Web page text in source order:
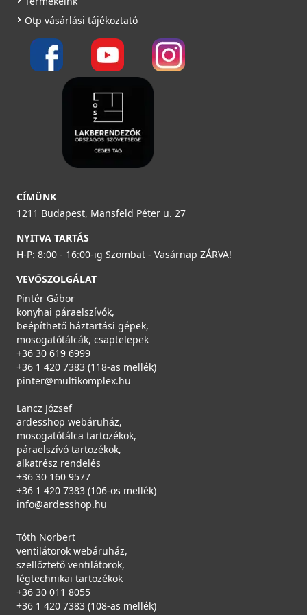
ELLECI - Csaptelep Trail Plus M79 Alumínium
MMKTRP79
Saját raktárunkban
ELLECI - Csaptelep Athena Plus M79 Alumínium
MMKATP79
Saját raktárunkban
ELLECI - ACI01307 Edényszárító kosár fém univerzális -
ACI01307
29 890 Ft
2A55-3-34
Otp vásárlási tájékoztató
CÍMÜNK
1211 Budapest, Mansfeld Péter u. 27
NYITVA TARTÁS
H-P: 8:00 - 16:00-ig Szombat - Vasárnap ZÁRVA!
VEVŐSZOLGÁLAT
Pintér Gábor
konyhai páraelszívók,
beépíthető háztartási gépek,
mosogatótálcák, csaptelepek
+36 30 619 6999
+36 1 420 7383 (118-as mellék)
pinter@multikomplex.hu
Lancz József
ardesshop webáruház,
mosogatótálca tartozékok,
páraelszívó tartozékok,
alkatrész rendelés
+36 30 160 9577
+36 1 420 7383 (106-os mellék)
info@ardesshop.hu
Tóth Norbert
ventilátorok webáruház,
szellőztető ventilátorok,
légtechnikai tartozékok
+36 30 011 8055
+36 1 420 7383 (108-as mellék)